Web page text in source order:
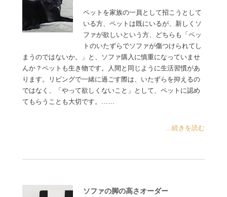
ペットを家族の一員として招こうとして
いる方、ペットは既にいるが、新しくソ
ファが欲しいという方、どちらも「ペッ
トのいたずらでソファが傷つけられてし
まうのではないか。」と、ソファ購入に慎重になっていませ
んか？ペットも生き物です。人間と同じように生活習慣があ
ります。リビングで一緒に過ごす際は、いたずらを抑えるの
ではなく、「やって欲しくないこと」として、ペットに認め
てもらうことも大切です。……
...続きを読む
ソファの脚の高さオーダー